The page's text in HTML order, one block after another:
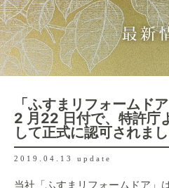
「ふすまリフォームド
2 月22 日付で、特許庁
して正式に認可されまし
2019.04.13 update
当社「ふすまリフォームドア」